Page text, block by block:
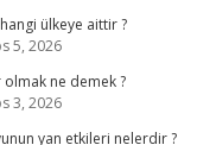
ülkeye aittir ?
5, 2026
ne demek ?
3, 2026
yan etkileri nelerdir ?